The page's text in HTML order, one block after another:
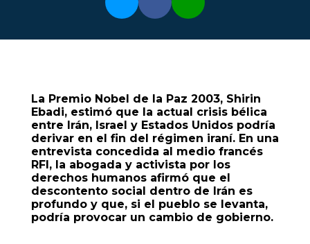
La Premio Nobel de la Paz 2003, Shirin
Ebadi, estimó que la actual crisis bélica
entre Irán, Israel y Estados Unidos podría
derivar en el fin del régimen iraní. En una
entrevista concedida al medio francés
RFI, la abogada y activista por los
derechos humanos afirmó que el
descontento social dentro de Irán es
profundo y que, si el pueblo se levanta,
podría provocar un cambio de gobierno.